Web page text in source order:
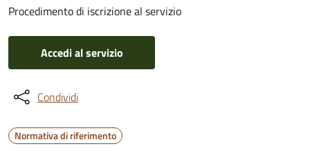
Procedimento di iscrizione al servizio
Accedi al servizio
Condividi
Normativa di riferimento